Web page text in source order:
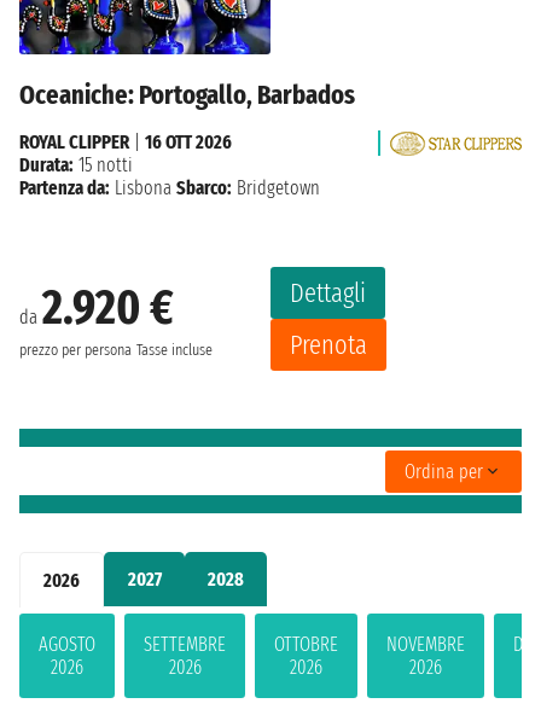
2026 2027 2028
AGOSTO
2026
SETTEMBRE
2026
OTTOBRE
2026
NOVEMBRE
2026
Oceaniche: Portogallo, Barbados
da 2.920 €
prezzo per persona Tasse incluse
Dettagli
Prenota
ROYAL CLIPPER| 16 OTT 2026
Durata: 15 notti
Partenza da: Lisbona Sbarco: Bridgetown
Ordina per